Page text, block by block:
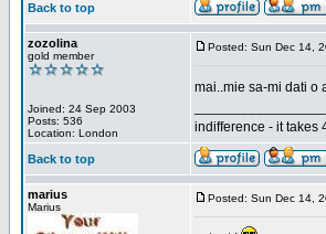
Back to top
zozolina
gold member
Joined: 24 Sep 2003
Posts: 536
Location: London
Posted: Sun Dec 14,
mai..mie sa-mi dati o
indifference - it takes
Back to top
marius
Marius
Posted: Sun Dec 14,